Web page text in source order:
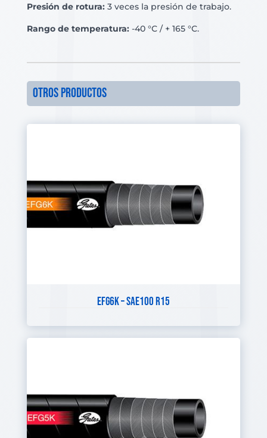
Presión de rotura:3 veces la presión de trabajo.
Rango de temperatura:-40 °C / + 165 °C.
otros productos
EFG6K – SAE100 R15